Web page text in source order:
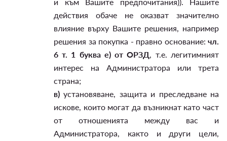
действия обаче не оказват значително
влияние върху Вашите решения, например
решения за покупка - правно основание: чл.
6 т. 1 буква е) от ОРЗД, т.е. легитимният
интерес на Администратора или трета
страна;
в) установяване, защита и преследване на
искове, които могат да възникнат като част
от отношенията между вас и
Администратора, както и други цели,